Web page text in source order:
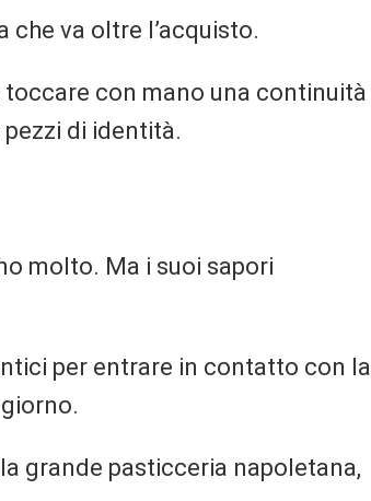
va oltre l’acquisto.
con mano una continuità
di identità.
molto. Ma i suoi sapori
per entrare in contatto con la
grande pasticceria napoletana,